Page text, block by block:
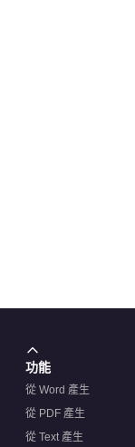
功能
從 Word 產生
從 PDF 產生
從 Text 產生